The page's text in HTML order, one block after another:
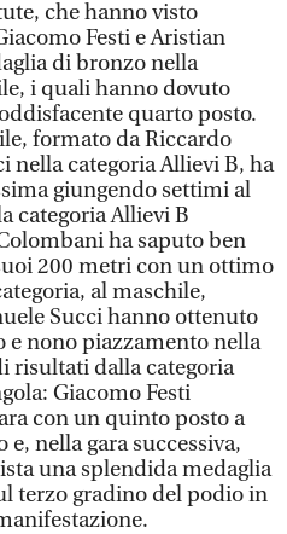
che hanno visto
Festi e Aristian
di bronzo nella
i quali hanno dovuto
quarto posto.
formato da Riccardo
nella categoria Allievi B, ha
giungendo settimi al
categoria Allievi B
ha saputo ben
200 metri con un ottimo
al maschile,
Succi hanno ottenuto
nono piazzamento nella
risultati dalla categoria
Giacomo Festi
con un quinto posto a
nella gara successiva,
una splendida medaglia
terzo gradino del podio in